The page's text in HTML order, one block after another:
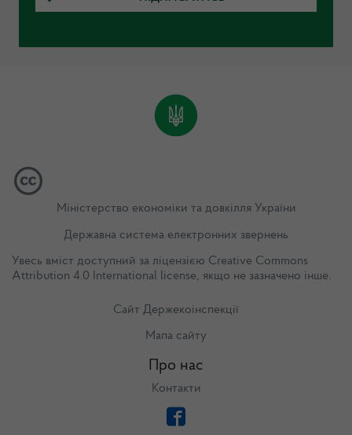
Міністерство економіки та довкілля України
Державна система електронних звернень
Увесь вміст доступний за ліцензією Creative Commons
Attribution 4.0 International license, якщо не зазначено інше.
Сайт Держекоінспекції
Мапа сайту
Про нас
Контакти